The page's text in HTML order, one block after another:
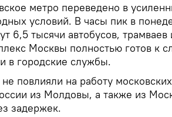
метро переведено в
условий. В часы пик в
6,5 тысячи автобусов, трамваев
Москвы полностью готов к
в городские службы.
повлияли на работу
из Молдовы, а также из
задержек.